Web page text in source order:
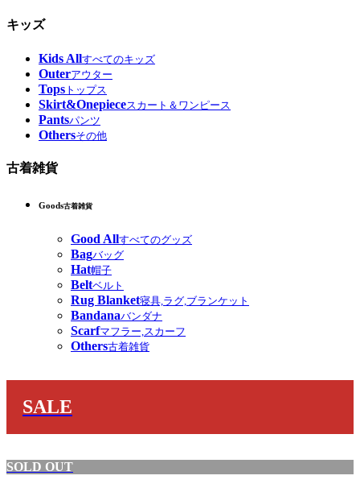
キッズ
Kids Allすべてのキッズ
Outerアウター
Tops トップス
Skirt&Onepieceスカート＆ワンピース
Pantsパンツ
Othersその他
古着雑貨
Goods古着雑貨
Good Allすべてのグッズ
Bagバッグ
Hat帽子
Beltベルト
Rug Blanket寝具,ラグ,ブランケット
Bandanaバンダナ
Scarfマフラー,スカーフ
Others古着雑貨
SALE
SOLD OUT